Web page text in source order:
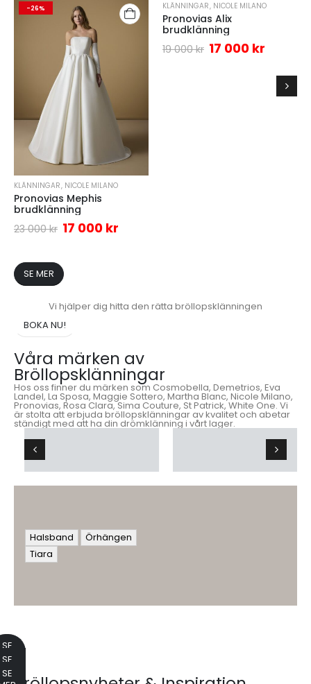
-26%
KLÄNNINGAR, NICOLE MILANO
Pronovias Mephis
brudklänning
23 000kr 17 000 kr
-11%
KLÄNNINGAR, NICOLE MILANO
Pronovias Alix
brudklänning
19 000kr 17 000 kr
SE MER
Vi hjälper dig hitta den rätta bröllopsklänningen
BOKA NU!
Våra märken av
Bröllopsklänningar
Hos oss finner du märken som Cosmobella, Demetrios, Eva
Landel, La Sposa, Maggie Sottero, Martha Blanc, Nicole Milano,
Pronovias, Rosa Clara, Sima Couture, St Patrick, White One. Vi
är stolta att erbjuda bröllopsklänningar av kvalitet och abetar
ständigt med att ha din drömklänning i vårt lager.
Halsband
Örhängen
Tiara
SE
SE
SE